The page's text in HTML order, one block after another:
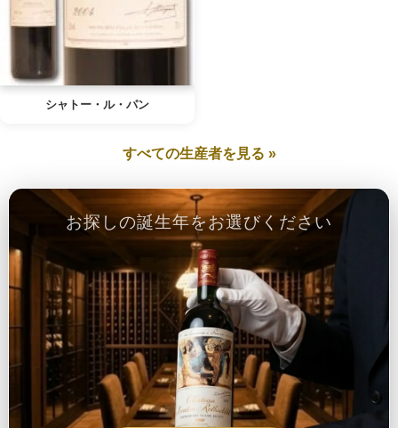
シャトー・ル・パン
すべての生産者を見る »
お探しの誕生年をお選びください